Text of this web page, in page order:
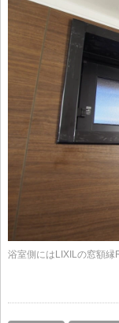
浴室側にはLIXILの窓額縁